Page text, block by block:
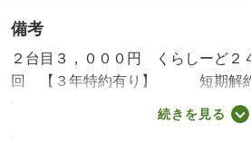
備考
２台目３，０００円 くらしーど２
回 【３年特約有り】 短期解約
（２年未満）・賃貸保証等：加入要
社利用必須 初回保証料・・・賃料
続きを見る